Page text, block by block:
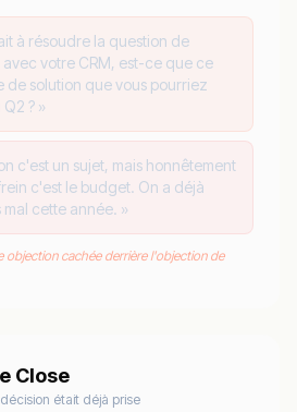
à résoudre la question de
votre CRM, est-ce que ce
de solution que vous pourriez
? »
c'est un sujet, mais honnêtement
c'est le budget. On a déjà
cette année. »
objection cachée derrière l'objection de
Close
était déjà prise